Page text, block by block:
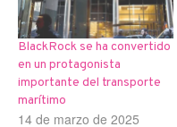
BlackRock se ha convertido
en un protagonista
importante del transporte
marítimo
14 de marzo de 2025